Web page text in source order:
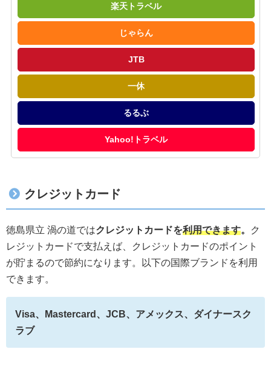
楽天トラベル
じゃらん
JTB
一休
るるぶ
Yahoo!トラベル
クレジットカード
徳島県立 渦の道ではクレジットカードを利用できます。
ク
レジットカードで支払えば、クレジットカードのポイント
が貯まるので節約になります。以下の国際ブランドを利用
できます。
Visa、Mastercard、JCB、アメックス、ダイナースク
ラブ